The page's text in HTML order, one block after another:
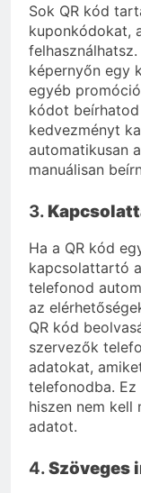
Sok QR kód
kuponkódokat,
képernyőn egy
egyéb
kódot
kedvezményt
automatikusan
manuálisan
3.
Ha a QR kód
kapcsolattartó
telefonod
az
QR kód
szervezők
adatokat,
telefonodba.
hiszen nem kell
adatot.
4.Szöveges